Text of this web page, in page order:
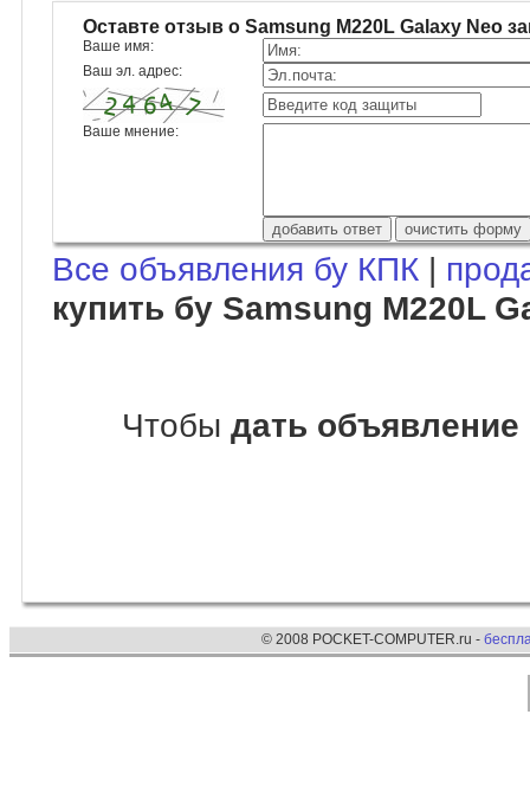
Оставте отзыв о Samsung M220L Galaxy Neo
Ваше имя:
Ваш эл. адрес:
Ваше мнение:
Все объявления бу КПК |
купить бу Samsung M220L
Чтобы дать
© 2008 POCKET-COMPUTER.ru -